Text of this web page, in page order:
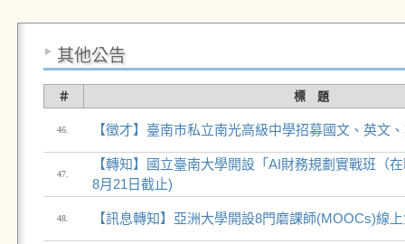
其他公告
＃ 標 題
46. 【徵才】臺南市私立南光高級中學招募國文、英文
47.
【轉知】國立臺南大學開設「AI財務規劃實戰班（
8月21日截止)
48. 【訊息轉知】亞洲大學開設8門磨課師(MOOCs)線